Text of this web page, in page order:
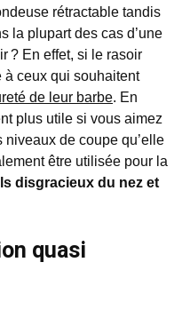
rétractable tandis
la plupart des cas d’une
? En effet, si le rasoir
à ceux qui souhaitent
de leur barbe. En
plus utile si vous aimez
niveaux de coupe qu’elle
être utilisée pour la
disgracieux du nez et
quasi